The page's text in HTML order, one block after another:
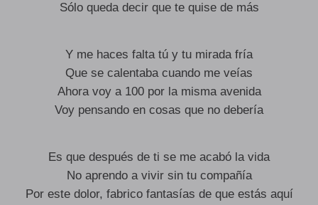
Sólo queda decir que te quise de más
Y me haces falta tú y tu mirada fría
Que se calentaba cuando me veías
Ahora voy a 100 por la misma avenida
Voy pensando en cosas que no debería
Es que después de ti se me acabó la vida
No aprendo a vivir sin tu compañía
Por este dolor, fabrico fantasías de que estás aquí